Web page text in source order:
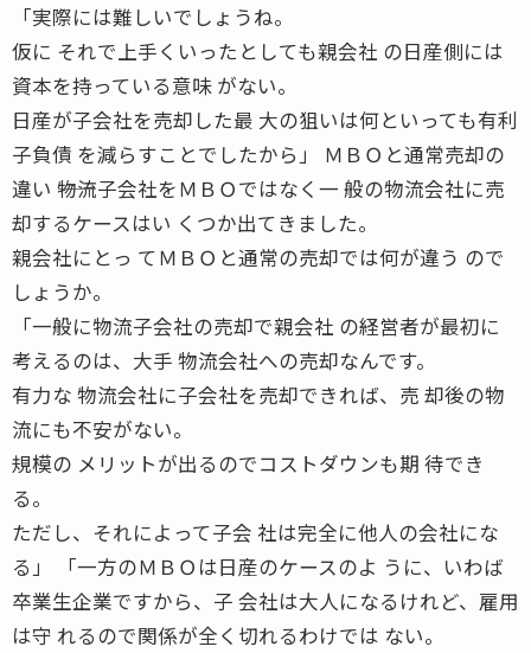
「実際には難しいでしょうね。
仮に それで上手くいったとしても親会社 の日産側には
資本を持っている意味 がない。
日産が子会社を売却した最 大の狙いは何といっても有利
子負債 を減らすことでしたから」 ＭＢＯと通常売却の
違い ――物流子会社をＭＢＯではなく一 般の物流会社に売
却するケースはい くつか出てきました。
親会社にとっ てＭＢＯと通常の売却では何が違う ので
しょうか。
「一般に物流子会社の売却で親会社 の経営者が最初に
考えるのは、大手 物流会社への売却なんです。
有力な 物流会社に子会社を売却できれば、売 却後の物
流にも不安がない。
規模の メリットが出るのでコストダウンも期 待でき
る。
ただし、それによって子会 社は完全に他人の会社にな
る」 「一方のＭＢＯは日産のケースのよ うに、いわば
卒業生企業ですから、子 会社は大人になるけれど、雇用
は守 れるので関係が全く切れるわけでは ない。